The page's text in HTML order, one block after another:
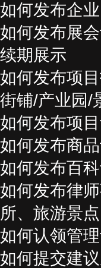
如何发布企
如何发布展
续期展示
如何发布项
街铺/产业园/
如何发布项
如何发布商
如何发布百
如何发布律
所、旅游景
如何认领管
如何提交建